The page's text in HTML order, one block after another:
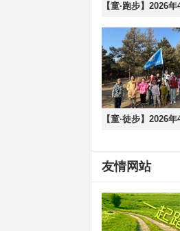
友情网站